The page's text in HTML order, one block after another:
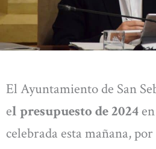
El Ayuntamiento de San
el presupuesto de 2024
celebrada esta mañana,